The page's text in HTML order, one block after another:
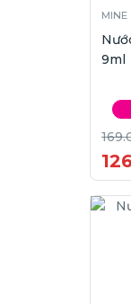
MINE
9ml